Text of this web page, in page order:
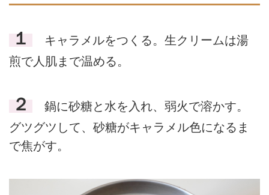
１
キャラメルをつくる。生クリームは湯
煎で人肌まで温める。
２
鍋に砂糖と水を入れ、弱火で溶かす。
グツグツして、砂糖がキャラメル色になるま
で焦がす。